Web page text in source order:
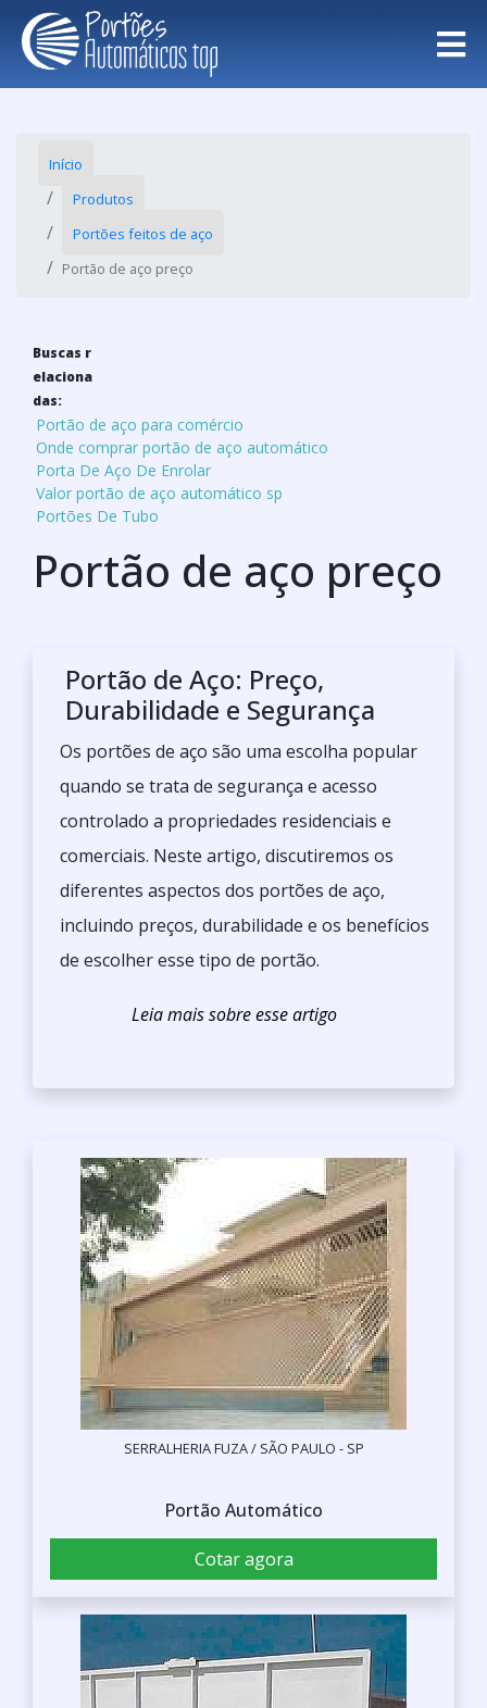
Início
Produtos
Portões feitos de aço
Portão de aço preço
Buscas r
elaciona
das:
Portão de aço para comércio
Onde comprar portão de aço automático
Porta De Aço De Enrolar
Valor portão de aço automático sp
Portões De Tubo
Portão de aço preço
Portão de Aço: Preço,
Durabilidade e Segurança
Os portões de aço são uma escolha popular
quando se trata de segurança e acesso
controlado a propriedades residenciais e
comerciais. Neste artigo, discutiremos os
diferentes aspectos dos portões de aço,
incluindo preços, durabilidade e os benefícios
de escolher esse tipo de portão.
SERRALHERIA FUZA / SÃO PAULO - SP
Portão Automático
Cotar agora